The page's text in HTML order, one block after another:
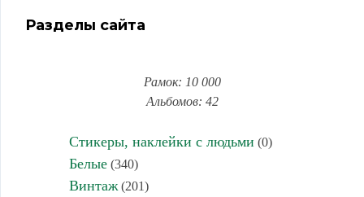
Разделы сайта
Рамок: 10 000
Альбомов: 42
Стикеры, наклейки с людьми (0)
Белые(340)
Винтаж(201)